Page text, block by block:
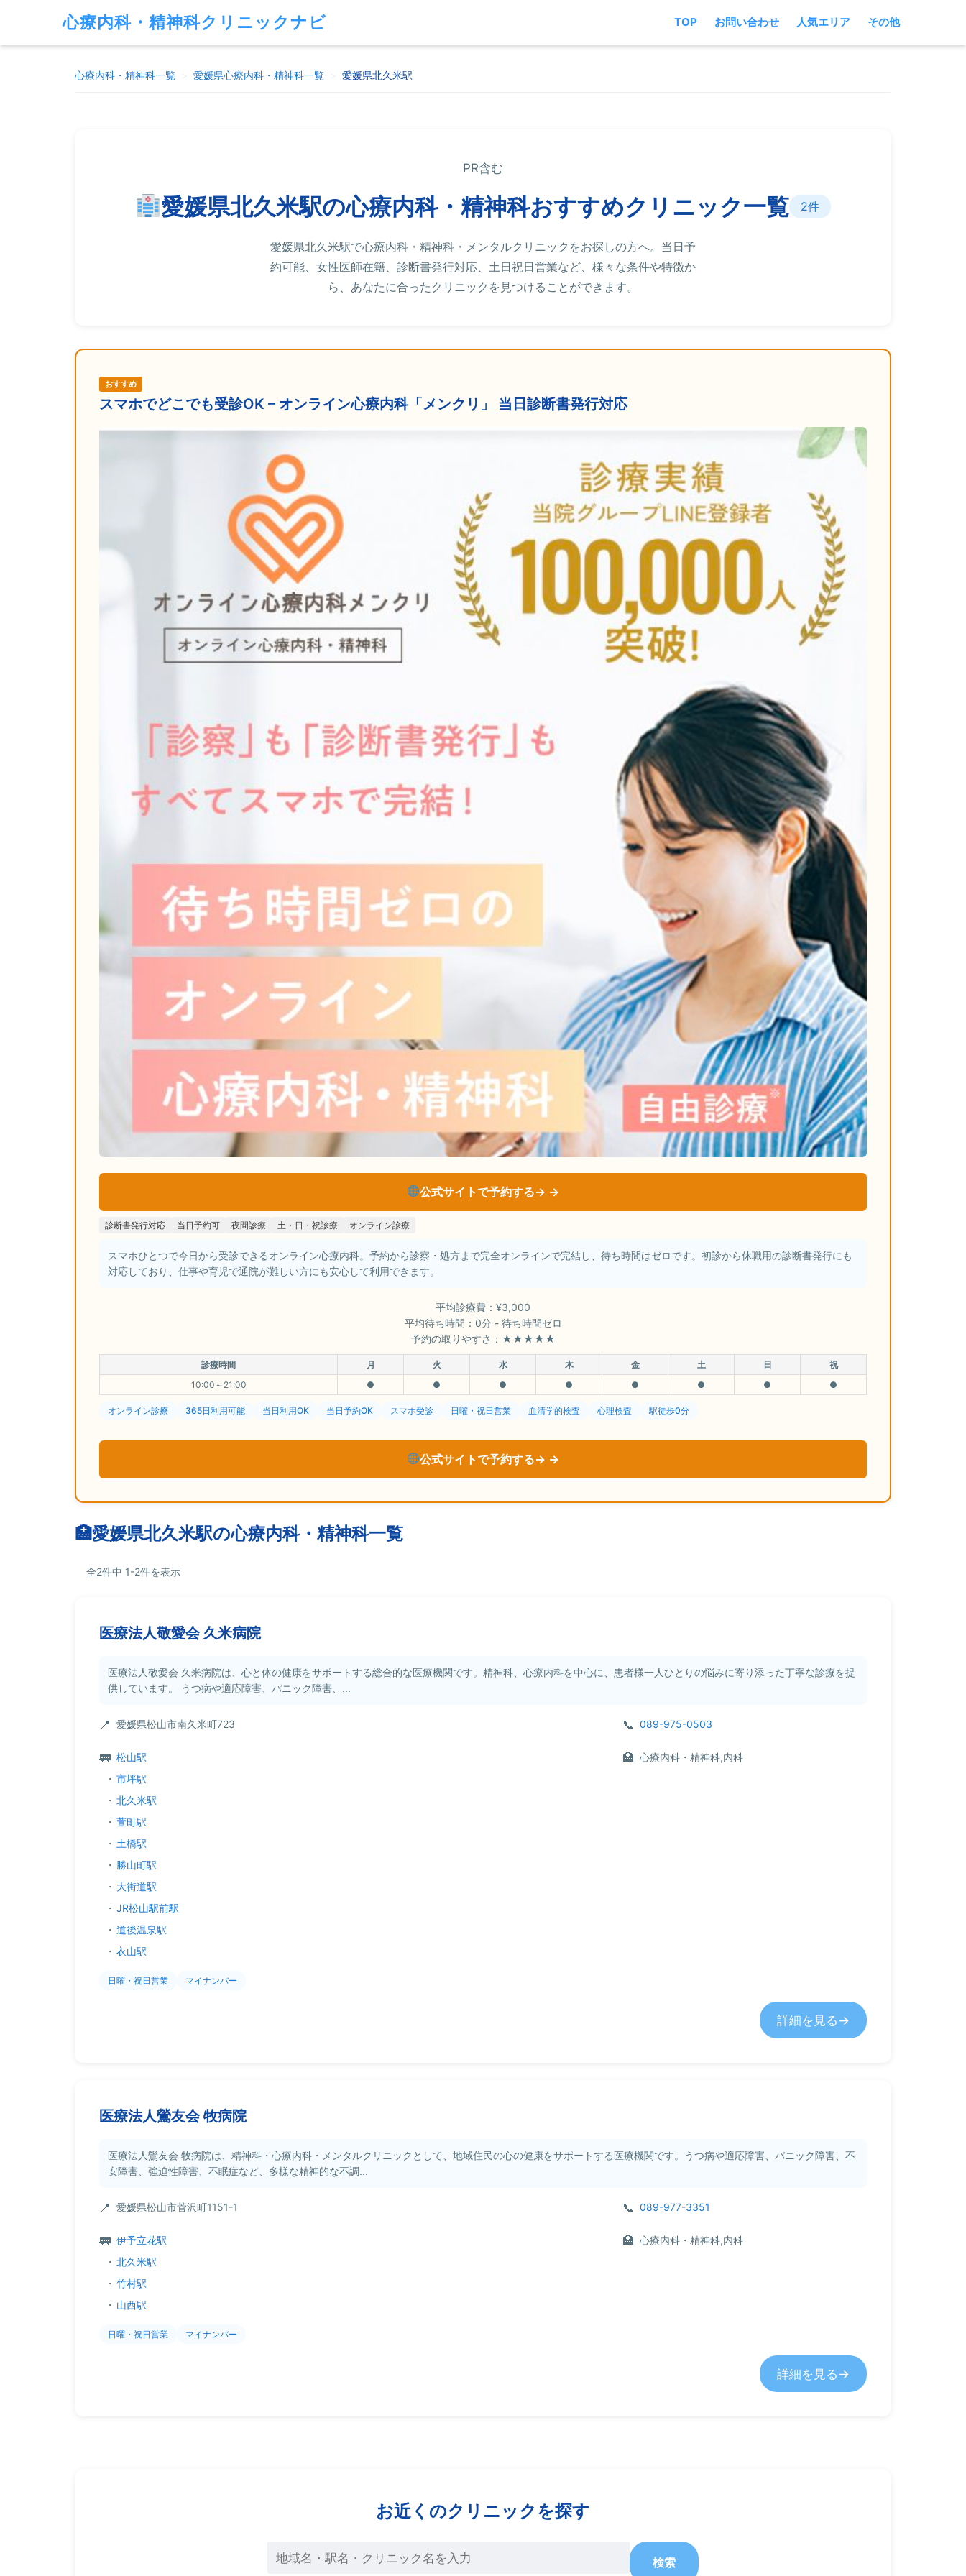
心療内科・精神科クリニックナビ TOP お問い合わせ 人気エリア その他
心療内科・精神科一覧 愛媛県心療内科・精神科一覧 愛媛県北久米駅
PR含む
愛媛県北久米駅の心療内科・精神科おすすめクリニック一覧 2件
愛媛県北久米駅で心療内科・精神科・メンタルクリニックをお探しの方へ。当日予
約可能、女性医師在籍、診断書発行対応、土日祝日営業など、様々な条件や特徴か
ら、あなたに合ったクリニックを見つけることができます。
おすすめ
スマホでどこでも受診OK – オンライン心療内科「メンクリ」 当日診断書発行対応
公式サイトで予約する→
診断書発行対応 当日予約可 夜間診療 土・日・祝診療 オンライン診療
スマホひとつで今日から受診できるオンライン心療内科。予約から診察・処方まで完全オンラインで完結し、待ち時間はゼロです。初診から休職用の診断書発行にも
対応しており、仕事や育児で通院が難しい方にも安心して利用できます。
平均診療費：¥3,000
平均待ち時間：0分 - 待ち時間ゼロ
予約の取りやすさ：★★★★★
診療時間 月 火 水 木 金 土 日
祝
10:00～21:00
● ● ● ● ● ● ● ●
オンライン診療 365日利用可能 当日利用OK 当日予約OK スマホ受診 日曜・祝日営業 血清学的検査 心理検査 駅徒歩0分
公式サイトで予約する→
愛媛県北久米駅の心療内科・精神科一覧
全2件中 1-2件を表示
医療法人敬愛会 久米病院
医療法人敬愛会 久米病院は、心と体の健康をサポートする総合的な医療機関です。精神科、心療内科を中心に、患者様一人ひとりの悩みに寄り添った丁寧な診療を提
供しています。 うつ病や適応障害、パニック障害、...
愛媛県松山市南久米町723 089-975-0503
松山駅
・ 市坪駅
・ 北久米駅
・ 萱町駅
・ 土橋駅
・ 勝山町駅
・ 大街道駅
・ JR松山駅前駅
・ 道後温泉駅
・ 衣山駅
心療内科・精神科,内科
日曜・祝日営業 マイナンバー
詳細を見る
医療法人鶯友会 牧病院
医療法人鶯友会 牧病院は、精神科・心療内科・メンタルクリニックとして、地域住民の心の健康をサポートする医療機関です。うつ病や適応障害、パニック障害、不
安障害、強迫性障害、不眠症など、多様な精神的な不調...
愛媛県松山市菅沢町1151-1 089-977-3351
伊予立花駅
・ 北久米駅
・ 竹村駅
・ 山西駅
心療内科・精神科,内科
日曜・祝日営業 マイナンバー
詳細を見る
お近くのクリニックを探す
検索